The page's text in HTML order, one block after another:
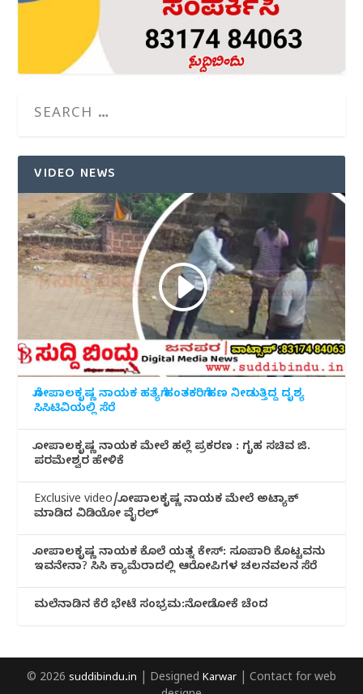
VIDEO NEWS
ಗೋಪಾಲಕೃಷ್ಣ ನಾಯಕ ಹತ್ಯೆಗೆ ಹಂತಕರಿಗೆ ಹಣ ನೀಡುತ್ತಿದ್ದ ದೃಶ್ಯ
ಸಿಸಿಟಿವಿಯಲ್ಲಿ ಸೆರೆ
ಗೋಪಾಲಕೃಷ್ಣ ನಾಯಕ ಮೇಲೆ ಹಲ್ಲೆ ಪ್ರಕರಣ : ಗೃಹ ಸಚಿವ ಜಿ.
ಪರಮೇಶ್ವರ ಹೇಳಿಕೆ
Exclusive video/ಗೋಪಾಲಕೃಷ್ಣ ನಾಯಕ ಮೇಲೆ ಅಟ್ಯಾಕ್
ಮಾಡಿದ ವಿಡಿಯೋ ವೈರಲ್
ಗೋಪಾಲಕೃಷ್ಣ ನಾಯಕ ಕೊಲೆ ಯತ್ನ ಕೇಸ್: ಸೂಪಾರಿ ಕೊಟ್ಟವನು
ಇವನೇನಾ? ಸಿಸಿ ಕ್ಯಾಮೆರಾದಲ್ಲಿ ಆರೋಪಿಗಳ ಚಲನವಲನ ಸೆರೆ
ಮಲೆನಾಡಿ‌ನ ಕೆರೆ ಭೇಟೆ ಸಂಭ್ರಮ:ನೋಡೋಕೆ ಚೆಂದ
© 2026 suddibindu.in | Designed Karwar | Contact for web